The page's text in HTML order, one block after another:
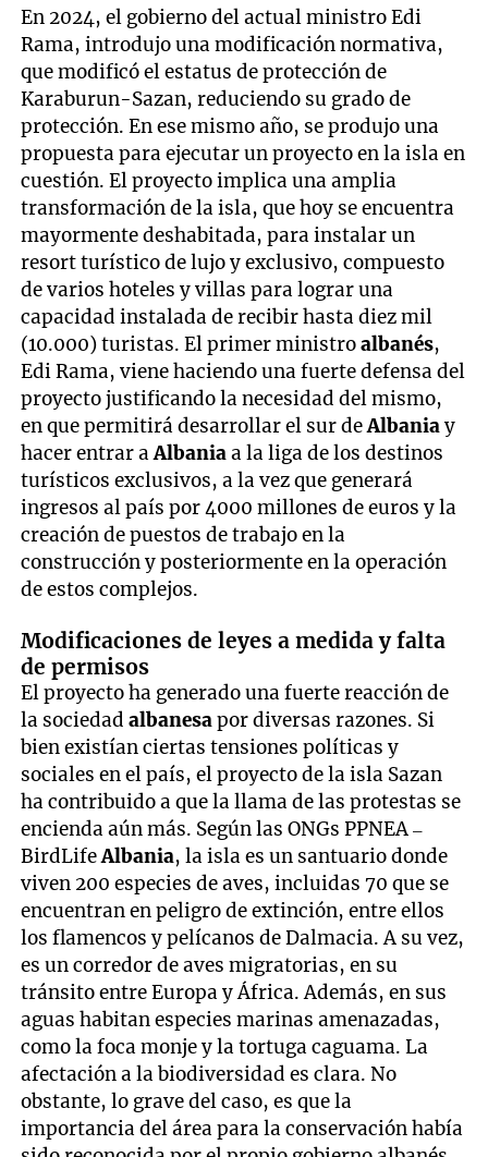
En 2024, el gobierno del actual ministro Edi
Rama, introdujo una modificación normativa,
que modificó el estatus de protección de
Karaburun-Sazan, reduciendo su grado de
protección. En ese mismo año, se produjo una
propuesta para ejecutar un proyecto en la isla en
cuestión. El proyecto implica una amplia
transformación de la isla, que hoy se encuentra
mayormente deshabitada, para instalar un
resort turístico de lujo y exclusivo, compuesto
de varios hoteles y villas para lograr una
capacidad instalada de recibir hasta diez mil
(10.000) turistas. El primer ministroalbanés,
Edi Rama, viene haciendo una fuerte defensa del
proyecto justificando la necesidad del mismo,
en que permitirá desarrollar el sur deAlbaniay
hacer entrar aAlbaniaa la liga de los destinos
turísticos exclusivos, a la vez que generará
ingresos al país por 4000 millones de euros y la
creación de puestos de trabajo en la
construcción y posteriormente en la operación
de estos complejos.
Modificaciones de leyes a medida y falta
de permisos
El proyecto ha generado una fuerte reacción de
la sociedadalbanesapor diversas razones. Si
bien existían ciertas tensiones políticas y
sociales en el país, el proyecto de la isla Sazan
ha contribuido a que la llama de las protestas se
encienda aún más. Según las ONGs PPNEA –
BirdLifeAlbania, la isla es un santuario donde
viven 200 especies de aves, incluidas 70 que se
encuentran en peligro de extinción, entre ellos
los flamencos y pelícanos de Dalmacia. A su vez,
es un corredor de aves migratorias, en su
tránsito entre Europa y África. Además, en sus
aguas habitan especies marinas amenazadas,
como la foca monje y la tortuga caguama. La
afectación a la biodiversidad es clara. No
obstante, lo grave del caso, es que la
importancia del área para la conservación había